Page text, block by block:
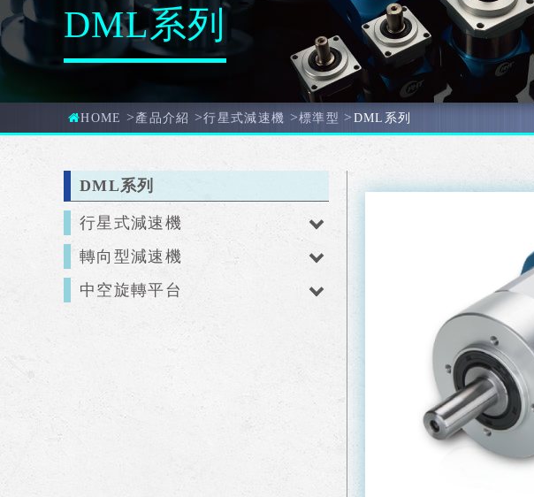
DML系列
HOME >產品介紹 >行星式減速機 >標準型 >DML系列
DML系列
行星式減速機
轉向型減速機
中空旋轉平台